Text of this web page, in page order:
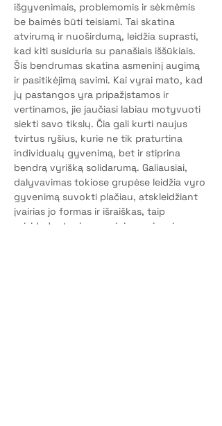
išgyvenimais, problemomis ir sėkmėmis
be baimės būti teisiami. Tai skatina
atvirumą ir nuoširdumą, leidžia suprasti,
kad kiti susiduria su panašiais iššūkiais.
Šis bendrumas skatina asmeninį augimą
ir pasitikėjimą savimi. Kai vyrai mato, kad
jų pastangos yra pripažįstamos ir
vertinamos, jie jaučiasi labiau motyvuoti
siekti savo tikslų. Čia gali kurti naujus
tvirtus ryšius, kurie ne tik praturtina
individualų gyvenimą, bet ir stiprina
bendrą vyrišką solidarumą. Galiausiai,
dalyvavimas tokiose grupėse leidžia vyro
gyvenimą suvokti plačiau, atskleidžiant
įvairias jo formas ir išraiškas, taip
prisidedant prie emocinio augimo ir